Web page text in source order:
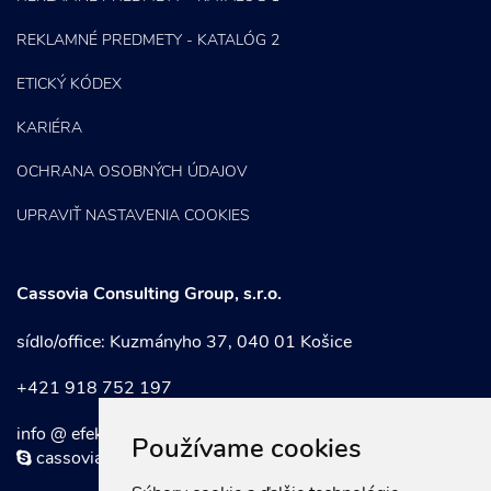
Používame cookies
REKLAMNÉ PREDMETY - KATALÓG 2
ETICKÝ KÓDEX
KARIÉRA
OCHRANA OSOBNÝCH ÚDAJOV
UPRAVIŤ NASTAVENIA COOKIES
Cassovia Consulting Group, s.r.o.
sídlo/office: Kuzmányho 37, 040 01 Košice
+421 918 752 197
info @ efektivnymarketing . sk
cassoviaconsultinggroup